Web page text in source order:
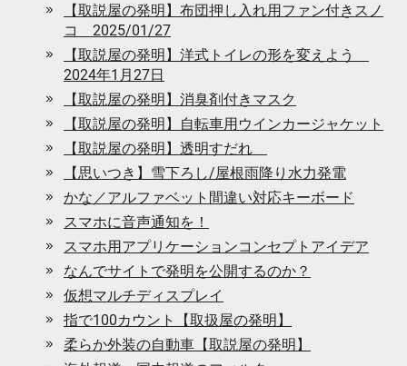
【取説屋の発明】布団押し入れ用ファン付きスノ
コ 2025/01/27
【取説屋の発明】洋式トイレの形を変えよう
2024年1月27日
【取説屋の発明】消臭剤付きマスク
【取説屋の発明】自転車用ウインカージャケット
【取説屋の発明】透明すだれ
【思いつき】雪下ろし/屋根雨降り水力発電
かな／アルファベット間違い対応キーボード
スマホに音声通知を！
スマホ用アプリケーションコンセプトアイデア
なんでサイトで発明を公開するのか？
仮想マルチディスプレイ
指で100カウント【取扱屋の発明】
柔らか外装の自動車【取説屋の発明】